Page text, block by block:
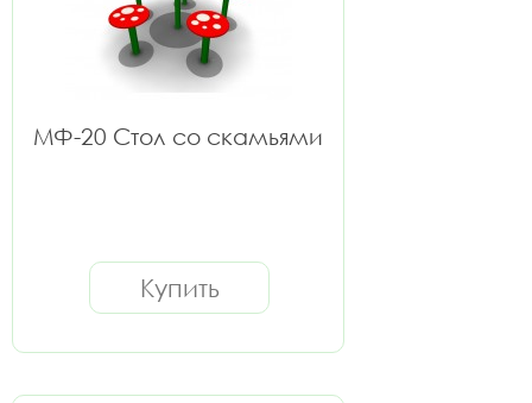
МФ-20 Стол со скамьями
Купить